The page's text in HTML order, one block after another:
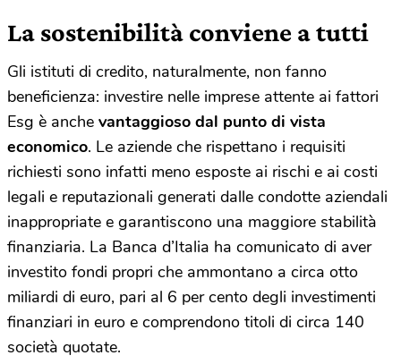
La sostenibilità conviene a tutti
Gli istituti di credito, naturalmente, non fanno
beneficienza: investire nelle imprese attente ai fattori
Esg è anche vantaggioso dal punto di vista
economico. Le aziende che rispettano i requisiti
richiesti sono infatti meno esposte ai rischi e ai costi
legali e reputazionali generati dalle condotte aziendali
inappropriate e garantiscono una maggiore stabilità
finanziaria. La Banca d’Italia ha comunicato di aver
investito fondi propri che ammontano a circa otto
miliardi di euro, pari al 6 per cento degli investimenti
finanziari in euro e comprendono titoli di circa 140
società quotate.